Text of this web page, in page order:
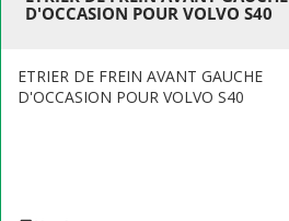
D'OCCASION POUR VOLVO S40
ETRIER DE FREIN AVANT GAUCHE
D'OCCASION POUR VOLVO S40